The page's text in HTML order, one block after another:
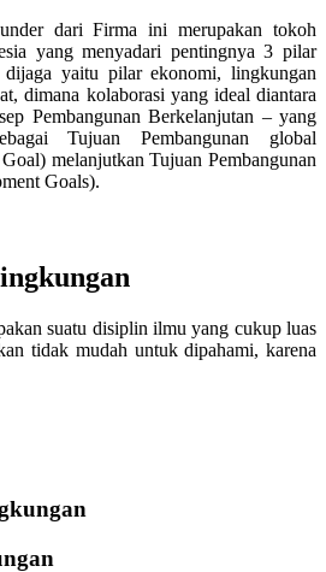
dari Firma ini merupakan tokoh
yang menyadari pentingnya 3 pilar
yaitu pilar ekonomi, lingkungan
dimana kolaborasi yang ideal diantara
Pembangunan Berkelanjutan – yang
Tujuan Pembangunan global
melanjutkan Tujuan Pembangunan
Goals).
suatu disiplin ilmu yang cukup luas
tidak mudah untuk dipahami, karena